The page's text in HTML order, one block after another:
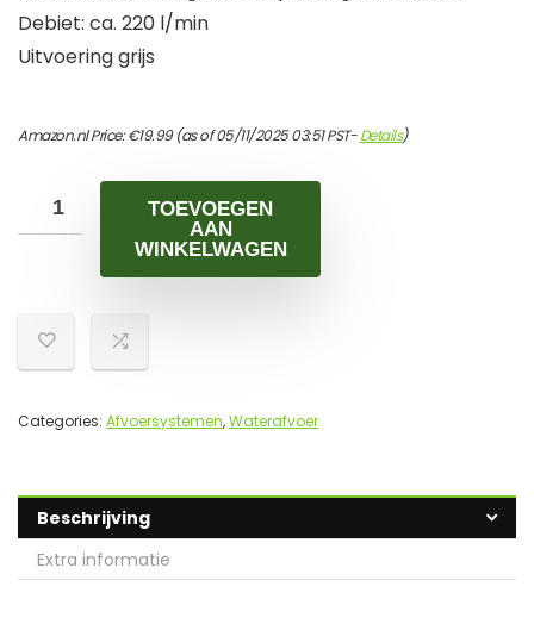
Debiet: ca. 220 l/min
Uitvoering grijs
Amazon.nl Price:€19.99(as of 05/11/2025 03:51 PST-Details)
TOEVOEGEN
AAN
WINKELWAGEN
Categories: Afvoersystemen,Waterafvoer
Beschrijving
Extra informatie